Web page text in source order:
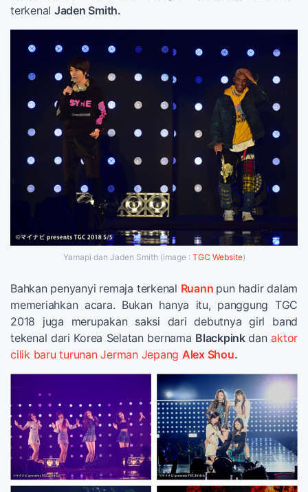
terkenal Jaden Smith.
Yamapi dan Jaden Smith (image : TGC Website)
Bahkan penyanyi remaja terkenal Ruann pun hadir dalam
memeriahkan acara. Bukan hanya itu, panggung TGC
2018 juga merupakan saksi dari debutnya girl band
tekenal dari Korea Selatan bernama Blackpinkdanaktor
cilik baru turunan Jerman Jepang Alex Shou.